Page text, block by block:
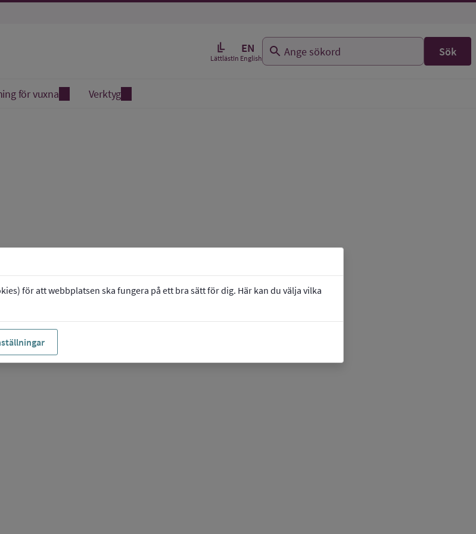
för att webbplatsen ska fungera på ett bra sätt för dig. Här kan du välja vilka
Lättläst
EN
In English Sök
för vuxna Verktyg